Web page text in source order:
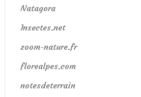
Natagora
Insectes.net
zoom-nature.fr
florealpes.com
notesdeterrain